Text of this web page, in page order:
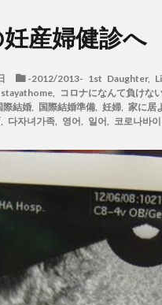
産婦健診へ
-2012/2013- 1st Daughter,
stayathome,
コロナになんて負けな
際結婚 国際結婚準備 妊婦
家に居
다자녀가족 영어 일어
코로나바